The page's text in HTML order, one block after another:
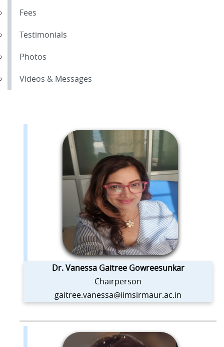
Fees
Testimonials
Photos
Videos & Messages
Dr. Vanessa Gaitree Gowreesunkar
Chairperson
gaitree.vanessa@iimsirmaur.ac.in